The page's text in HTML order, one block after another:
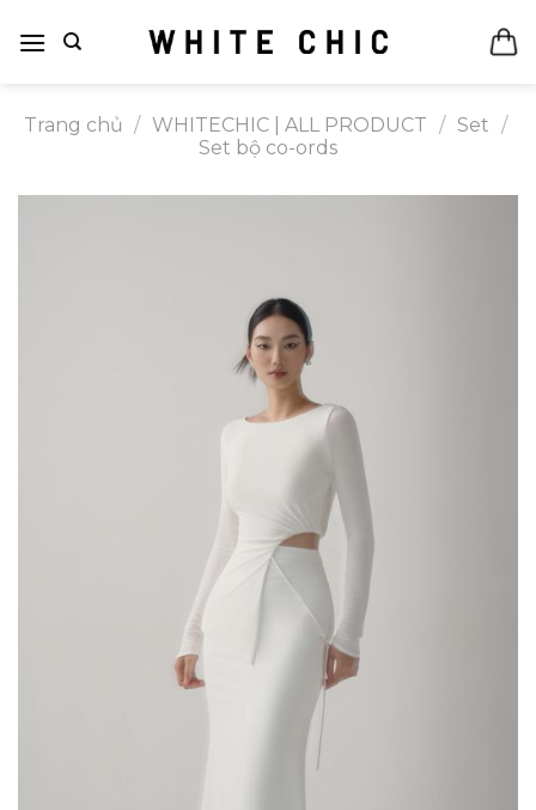
qua
Trang chủ
/ WHITECHIC | ALL PRODUCT / Set /
Set bộ co-ords